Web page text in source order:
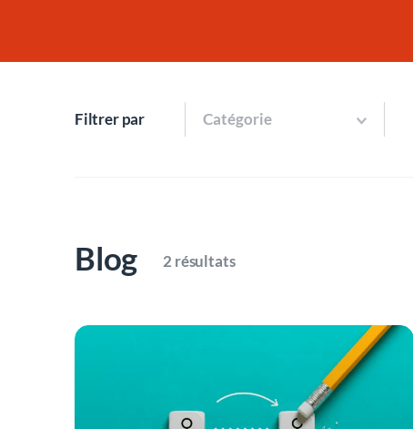
Filtrer par Catégorie
Blog 2 résultats